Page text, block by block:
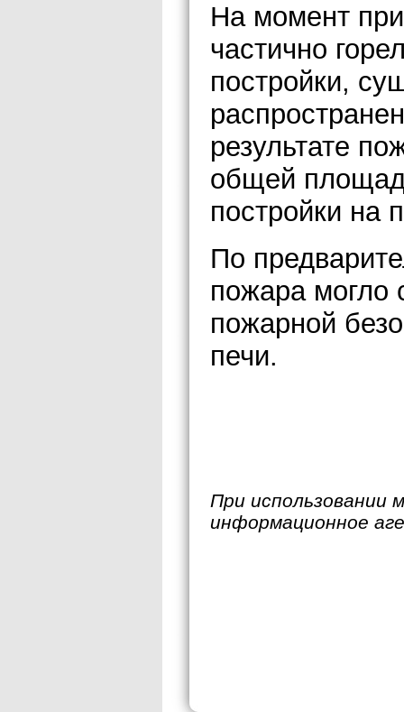
На момент
частично
постройки,
результате
общей
постройки на
По
пожара могло
пожарной
печи.
При использовании
информационное